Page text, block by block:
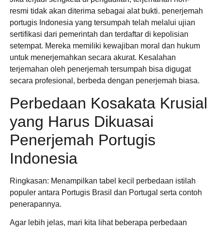
resmi tidak akan diterima sebagai alat bukti. penerjemah
portugis Indonesia yang tersumpah telah melalui ujian
sertifikasi dari pemerintah dan terdaftar di kepolisian
setempat. Mereka memiliki kewajiban moral dan hukum
untuk menerjemahkan secara akurat. Kesalahan
terjemahan oleh penerjemah tersumpah bisa digugat
secara profesional, berbeda dengan penerjemah biasa.
Perbedaan Kosakata Krusial
yang Harus Dikuasai
Penerjemah Portugis
Indonesia
Ringkasan: Menampilkan tabel kecil perbedaan istilah
populer antara Portugis Brasil dan Portugal serta contoh
penerapannya.
Agar lebih jelas, mari kita lihat beberapa perbedaan